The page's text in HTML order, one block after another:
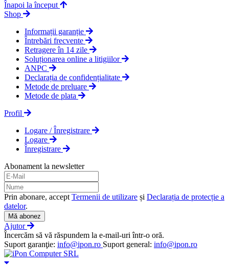
Înapoi la început
Shop
Informații garanție
Întrebări frecvente
Retragere în 14 zile
Soluționarea online a litigiilor
ANPC
Declarația de confidențialitate
Metode de preluare
Metode de plata
Profil
Logare / Înregistrare
Logare
Înregistrare
Abonament la newsletter
Prin abonare, accept Termenii de utilizare și Declarația de protecție a
datelor.
Mă abonez
Ajutor
Încercăm să vă răspundem la e-mail-uri într-o oră.
Suport garanţie: info@ipon.ro Suport general: info@ipon.ro